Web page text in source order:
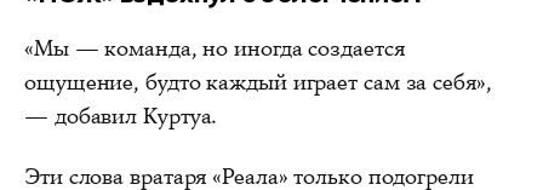
«Мы — команда, но иногда создается
ощущение, будто каждый играет сам за себя»,
— добавил Куртуа.
Эти слова вратаря «Реала» только подогрели